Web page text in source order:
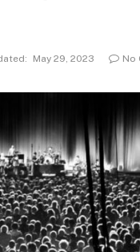
May 29, 2023 No